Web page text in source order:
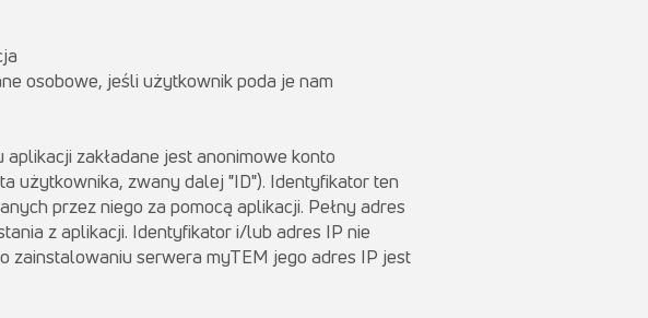
osobowe, jeśli użytkownik poda je nam
zakładane jest anonimowe konto
użytkownika, zwany dalej "ID"). Identyfikator ten
przez niego za pomocą aplikacji. Pełny adres
z aplikacji. Identyfikator i/lub adres IP nie
zainstalowaniu serwera myTEM jego adres IP jest